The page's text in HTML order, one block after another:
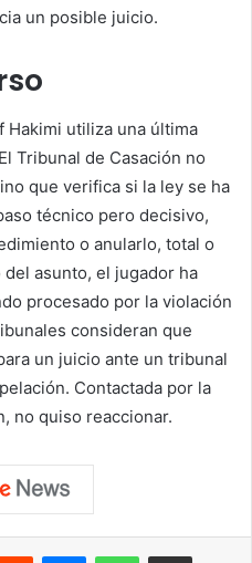
un posible juicio.
Hakimi utiliza una última
Tribunal de Casación no
que verifica si la ley se ha
técnico pero decisivo,
o anularlo, total o
asunto, el jugador ha
procesado por la violación
consideran que
un juicio ante un tribunal
Contactada por la
no quiso reaccionar.
Reddit MessengerWhatsAppCompartir vía correo